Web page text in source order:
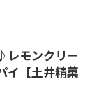
レモンクリー
イ【土井精菓